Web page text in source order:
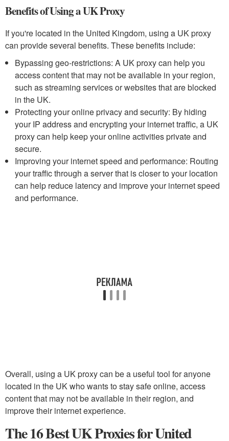
Benefits of Using a UK Proxy
If you're located in the United Kingdom, using a UK proxy
can provide several benefits. These benefits include:
Bypassing geo-restrictions: A UK proxy can help you
access content that may not be available in your region,
such as streaming services or websites that are blocked
in the UK.
Protecting your online privacy and security: By hiding
your IP address and encrypting your internet traffic, a UK
proxy can help keep your online activities private and
secure.
Improving your internet speed and performance: Routing
your traffic through a server that is closer to your location
can help reduce latency and improve your internet speed
and performance.
Overall, using a UK proxy can be a useful tool for anyone
located in the UK who wants to stay safe online, access
content that may not be available in their region, and
improve their internet experience.
The 16 Best UK Proxies for United